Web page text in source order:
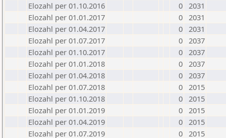
Elozahl per 01.10.2016
0 2031
Elozahl per 01.01.2017
0 2031
Elozahl per 01.04.2017
0 2031
Elozahl per 01.07.2017
0 2037
Elozahl per 01.10.2017
0 2037
Elozahl per 01.01.2018
0 2037
Elozahl per 01.04.2018
0 2037
Elozahl per 01.07.2018
0 2015
Elozahl per 01.10.2018
0 2015
Elozahl per 01.01.2019
0 2015
Elozahl per 01.04.2019
0 2015
Elozahl per 01.07.2019
0 2015